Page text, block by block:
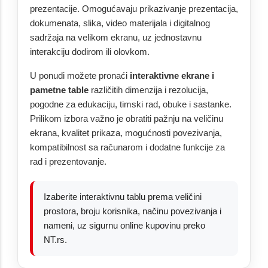
prezentacije. Omogućavaju prikazivanje prezentacija,
dokumenata, slika, video materijala i digitalnog
sadržaja na velikom ekranu, uz jednostavnu
interakciju dodirom ili olovkom.
U ponudi možete pronaći interaktivne ekrane i
pametne table različitih dimenzija i rezolucija,
pogodne za edukaciju, timski rad, obuke i sastanke.
Prilikom izbora važno je obratiti pažnju na veličinu
ekrana, kvalitet prikaza, mogućnosti povezivanja,
kompatibilnost sa računarom i dodatne funkcije za
rad i prezentovanje.
Izaberite interaktivnu tablu prema veličini
prostora, broju korisnika, načinu povezivanja i
nameni, uz sigurnu online kupovinu preko
NT.rs.